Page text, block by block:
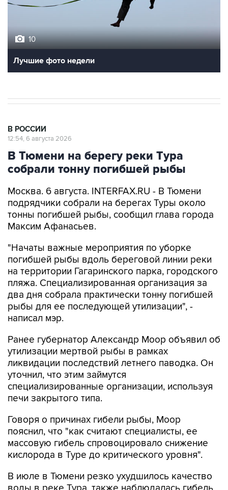
10
Лучшие фото недели
В РОССИИ
12:54, 6 августа 2026
В Тюмени на берегу реки Тура
собрали тонну погибшей рыбы
Москва. 6 августа. INTERFAX.RU - В Тюмени
подрядчики собрали на берегах Туры около
тонны погибшей рыбы, сообщил глава города
Максим Афанасьев.
"Начаты важные мероприятия по уборке
погибшей рыбы вдоль береговой линии реки
на территории Гагаринского парка, городского
пляжа. Специализированная организация за
два дня собрала практически тонну погибшей
рыбы для ее последующей утилизации", -
написал мэр.
Ранее губернатор Александр Моор объявил об
утилизации мертвой рыбы в рамках
ликвидации последствий летнего паводка. Он
уточнил, что этим займутся
специализированные организации, используя
печи закрытого типа.
Говоря о причинах гибели рыбы, Моор
пояснил, что "как считают специалисты, ее
массовую гибель спровоцировало снижение
кислорода в Туре до критического уровня".
В июле в Тюмени резко ухудшилось качество